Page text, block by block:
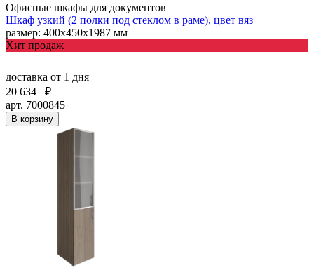
Офисные шкафы для документов
Шкаф узкий (2 полки под стеклом в раме), цвет вяз
размер: 400х450х1987 мм
Хит продаж
доставка от 1 дня
20 634
₽
арт. 7000845
В корзину